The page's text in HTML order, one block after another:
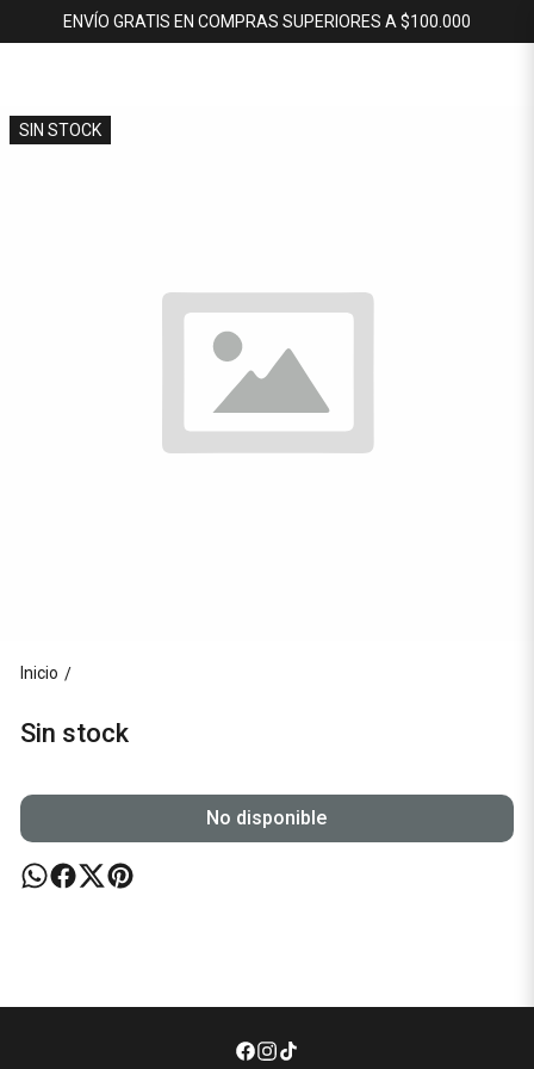
ENVÍO GRATIS EN COMPRAS SUPERIORES A $100.000
SIN STOCK
Inicio /
Sin stock
No disponible